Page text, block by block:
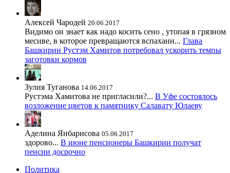
Алексей Чародей 20.06.2017
Видимо он знает как надо косить сено , утопая в грязном
месиве, в которое превращаются вспаханн... Глава
Башкирии Рустэм Хамитов потребовал ускорить темпы
заготовки кормов
Зулия Туганова 14.06.2017
Рустэма Хамитова не пригласили?... В Уфе состоялось
возложение цветов к памятнику Салавату Юлаеву
Аделина Янбарисова 05.06.2017
здорово... В июне пенсионеры Башкирии получат
пенсии досрочно
Политика